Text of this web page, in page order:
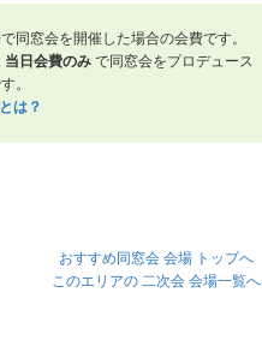
同窓会を開催した場合の会費です。
当日会費のみ で同窓会をプロデュース
。
は？
おすすめ同窓会 会場 トップへ
このエリアの 二次会 会場一覧へ